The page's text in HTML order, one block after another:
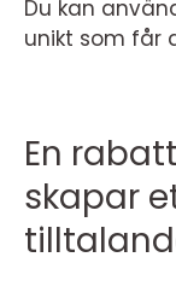
Du kan
unikt som får
En
skapar